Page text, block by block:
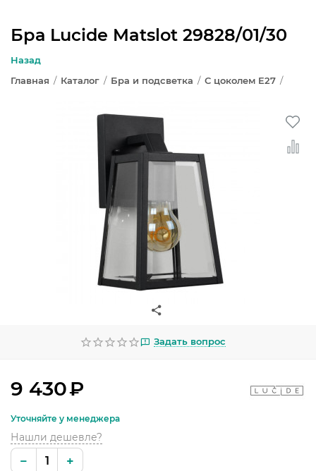
Бра Lucide Matslot 29828/01/30
Назад
Главная / Каталог / Бра и подсветка / С цоколем E27 /
Задать вопрос
9 430₽
Уточняйте у менеджера
Нашли дешевле?
+
−
ЛЮСТРЫ
БРА И ПОДСВЕТКА
НАСТОЛЬНЫЕ ЛАМПЫ
СВЕТИЛЬНИКИ КАК В ИКЕА
ТРЕКОВЫЕ СИСТЕМЫ
ОФИСНОЕ ОСВЕЩЕНИЕ
СВЕТОДИОДНАЯ ПОДСВЕТКА
ЛАМПОЧКИ
ЭЛЕКТРОТОВАРЫ